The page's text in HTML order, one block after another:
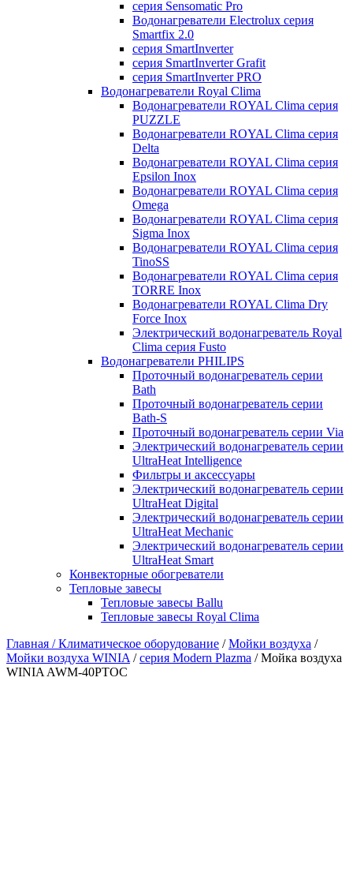
серия Sensomatic Pro
Водонагреватели Electrolux серия
Smartfix 2.0
серия SmartInverter
серия SmartInverter Grafit
серия SmartInverter PRO
Водонагреватели Royal Clima
Водонагреватели ROYAL Clima серия
PUZZLE
Водонагреватели ROYAL Clima серия
Delta
Водонагреватели ROYAL Clima серия
Epsilon Inox
Водонагреватели ROYAL Clima серия
Omega
Водонагреватели ROYAL Clima серия
Sigma Inox
Водонагреватели ROYAL Clima серия
TinoSS
Водонагреватели ROYAL Clima серия
TORRE Inox
Водонагреватели ROYAL Clima Dry
Force Inox
Электрический водонагреватель Royal
Clima серия Fusto
Водонагреватели PHILIPS
Проточный водонагреватель серии
Bath
Проточный водонагреватель серии
Bath-S
Проточный водонагреватель серии Via
Электрический водонагреватель серии
UltraHeat Intelligence
Фильтры и аксессуары
Электрический водонагреватель серии
UltraHeat Digital
Электрический водонагреватель серии
UltraHeat Mechanic
Электрический водонагреватель серии
UltraHeat Smart
Конвекторные обогреватели
Тепловые завесы
Тепловые завесы Ballu
Тепловые завесы Royal Clima
Главная /Климатическое оборудование /Мойки воздуха /
Мойки воздуха WINIA /серия Modern Plazma / Мойка воздуха
WINIA AWM-40PTOC